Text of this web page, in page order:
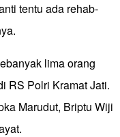
tentu ada rehab-
lima orang
RS Polri Kramat Jati.
Marudut, Briptu Wiji